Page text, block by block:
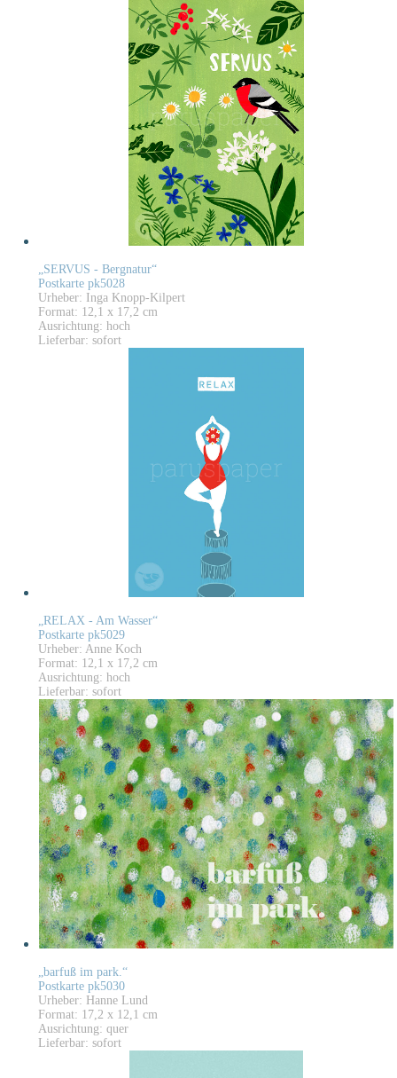
„SERVUS - Bergnatur“
Postkarte pk5028
Urheber: Inga Knopp-Kilpert
Format: 12,1 x 17,2 cm
Ausrichtung: hoch
Lieferbar: sofort
„RELAX - Am Wasser“
Postkarte pk5029
Urheber: Anne Koch
Format: 12,1 x 17,2 cm
Ausrichtung: hoch
Lieferbar: sofort
„barfuß im park.“
Postkarte pk5030
Urheber: Hanne Lund
Format: 17,2 x 12,1 cm
Ausrichtung: quer
Lieferbar: sofort